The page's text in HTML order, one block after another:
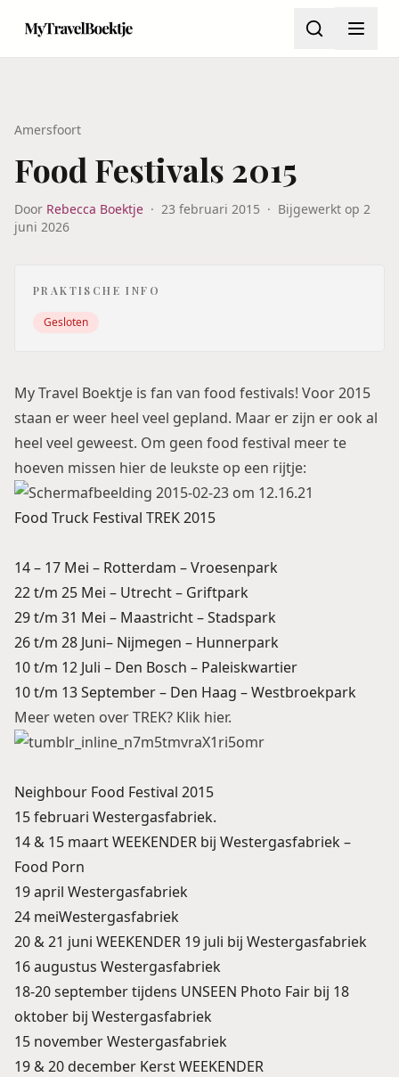
Amersfoort
Food Festivals 2015
Door Rebecca Boektje · 23 februari 2015 · Bijgewerkt op 2
juni 2026
PRAKTISCHE INFO
Gesloten
My Travel Boektje is fan van food festivals! Voor 2015
staan er weer heel veel gepland. Maar er zijn er ook al
heel veel geweest. Om geen food festival meer te
hoeven missen hier de leukste op een rijtje:
Food Truck Festival TREK 2015
14 – 17 Mei – Rotterdam – Vroesenpark
22 t/m 25 Mei – Utrecht – Griftpark
29 t/m 31 Mei – Maastricht – Stadspark
26 t/m 28 Juni– Nijmegen – Hunnerpark
10 t/m 12 Juli – Den Bosch – Paleiskwartier
10 t/m 13 September – Den Haag – Westbroekpark
Meer weten over TREK? Klik hier.
Neighbour Food Festival 2015
15 februari Westergasfabriek.
14 & 15 maart WEEKENDER bij Westergasfabriek –
Food Porn
19 april Westergasfabriek
24 meiWestergasfabriek
20 & 21 juni WEEKENDER 19 juli bij Westergasfabriek
16 augustus Westergasfabriek
18-20 september tijdens UNSEEN Photo Fair bij 18
oktober bij Westergasfabriek
15 november Westergasfabriek
19 & 20 december Kerst WEEKENDER